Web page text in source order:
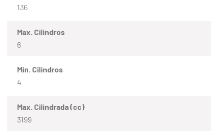
136
Max. Cilindros
6
Mín. Cilindros
4
Max. Cilindrada (cc)
3199